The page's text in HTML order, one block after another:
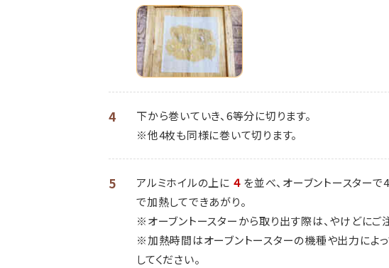
4
下から巻いていき、6等分に切ります。
※他4枚も同様に巻いて切ります。
5 アルミホイルの上に ４ を並べ、オーブントースター
で加熱してできあがり。
※オーブントースターから取り出す際は、やけどにご
※加熱時間はオーブントースターの機種や出力によ
してください。